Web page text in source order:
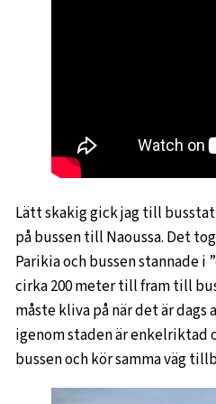
Lätt skakig gick jag till
på bussen till Naoussa. Det
Parikia och bussen stannade i
cirka 200 meter till fram till
måste kliva på när det är dags
igenom staden är enkelriktad
bussen och kör samma väg